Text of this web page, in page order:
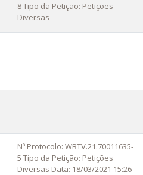
8 Tipo da Petição: Petições
Diversas
Nº Protocolo: WBTV.21.70011635-
5 Tipo da Petição: Petições
Diversas Data: 18/03/2021 15:26